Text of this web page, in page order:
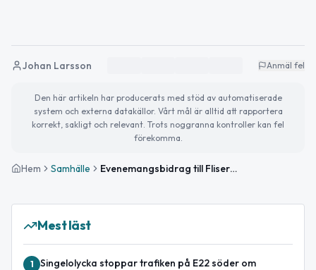
Johan Larsson Anmäl fel
Den här artikeln har producerats med stöd av automatiserade
system och externa datakällor. Vårt mål är alltid att rapportera
korrekt, sakligt och relevant. Trots noggranna kontroller kan fel
förekomma.
Hem Samhälle Evenemangsbidrag till Fliserydsdagen 2026
Mest läst
1
Singelolycka stoppar trafiken på E22 söder om